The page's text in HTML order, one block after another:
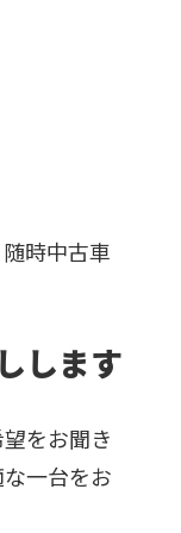
時中古車
します
をお聞き
一台をお